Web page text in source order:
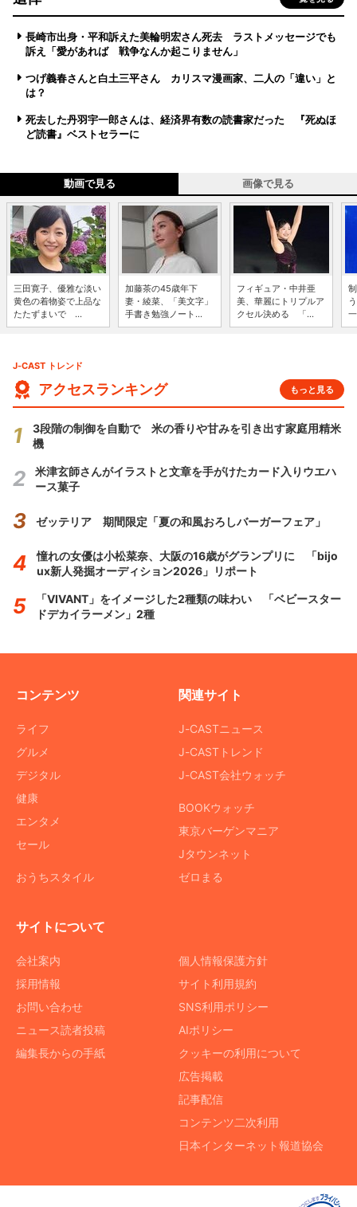
長崎市出身・平和訴えた美輪明宏さん死去 ラストメッセージでも
訴え「愛があれば 戦争なんか起こりません」
つげ義春さんと白土三平さん カリスマ漫画家、二人の「違い」と
は？
死去した丹羽宇一郎さんは、経済界有数の読書家だった 『死ぬほ
ど読書』ベストセラーに
動画で見る 画像で見る
三田寛子、優雅な淡い
黄色の着物姿で上品な
たたずまいで ...
加藤茶の45歳年下
妻・綾菜、「美文字」
手書き勉強ノート...
フィギュア・中井亜
美、華麗にトリプルア
クセル決める 「...
J-CAST トレンド
アクセスランキング もっと見る
3段階の制御を自動で 米の香りや甘みを引き出す家庭用精米
機
米津玄師さんがイラストと文章を手がけたカード入りウエハ
ース菓子
ゼッテリア 期間限定「夏の和風おろしバーガーフェア」
憧れの女優は小松菜奈、大阪の16歳がグランプリに 「bijo
ux新人発掘オーディション2026」リポート
「VIVANT」をイメージした2種類の味わい 「ベビースター
ドデカイラーメン」2種
コンテンツ
ライフ
グルメ
デジタル
健康
エンタメ
セール
おうちスタイル
関連サイト
J-CASTニュース
J-CASTトレンド
J-CAST会社ウォッチ
BOOKウォッチ
東京バーゲンマニア
Jタウンネット
ゼロまる
サイトについて
会社案内
採用情報
お問い合わせ
ニュース読者投稿
編集長からの手紙
個人情報保護方針
サイト利用規約
SNS利用ポリシー
AIポリシー
クッキーの利用について
広告掲載
記事配信
コンテンツ二次利用
日本インターネット報道協会